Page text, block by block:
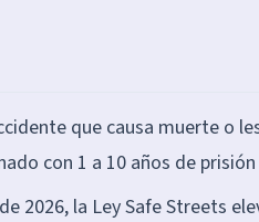
que causa muerte o
con 1 a 10 años de
2026, la Ley Safe Streets